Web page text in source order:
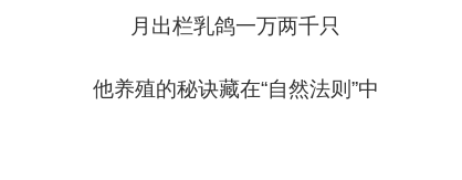
月出栏乳鸽一万两千只
他养殖的秘诀藏在“自然法则”中